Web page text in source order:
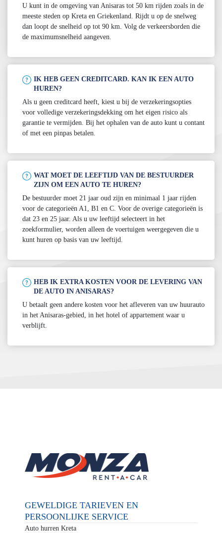
U kunt in de omgeving van Anisaras tot 50 km rijden zoals in de
meeste steden op Kreta en Griekenland. Rijdt u op de snelweg
dan loopt de snelheid op tot 90 km. Volg de verkeersborden die
de maximumsnelheid aangeven.
IK HEB GEEN CREDITCARD. KAN IK EEN AUTO
HUREN?
Als u geen creditcard heeft, kiest u bij de verzekeringsopties
voor volledige verzekeringsdekking om het eigen risico als
garantie te vermijden. Bij het ophalen van de auto kunt u contant
of met een pinpas betalen.
WAT MOET DE LEEFTIJD VAN DE BESTUURDER
ZIJN OM EEN AUTO TE HUREN?
De bestuurder moet 21 jaar oud zijn en minimaal 1 jaar rijden
voor de categorieën A1, B1 en C. Voor de overige categorieën is
dat 23 en 25 jaar. Als u uw leeftijd selecteert in het
zoekformulier, worden alleen de voertuigen weergegeven die u
kunt huren op basis van uw leeftijd.
HEB IK EXTRA KOSTEN VOOR DE LEVERING VAN
DE AUTO IN ANISARAS?
U betaalt geen andere kosten voor het afleveren van uw huurauto
in het Anisaras-gebied, in het hotel of appartement waar u
verblijft.
GEWELDIGE TARIEVEN EN
PERSOONLIJKE SERVICE
Auto hurren Kreta